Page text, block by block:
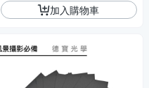
加入購物車